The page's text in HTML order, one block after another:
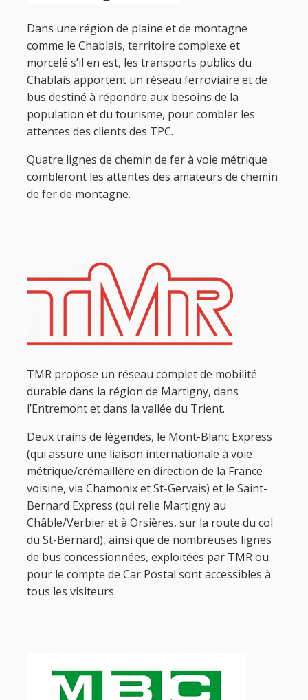
Dans une région de plaine et de montagne
comme le Chablais, territoire complexe et
morcelé s’il en est, les transports publics du
Chablais apportent un réseau ferroviaire et de
bus destiné à répondre aux besoins de la
population et du tourisme, pour combler les
attentes des clients des TPC.
Quatre lignes de chemin de fer à voie métrique
combleront les attentes des amateurs de chemin
de fer de montagne.
TMR propose un réseau complet de mobilité
durable dans la région de Martigny, dans
l’Entremont et dans la vallée du Trient.
Deux trains de légendes, le Mont-Blanc Express
(qui assure une liaison internationale à voie
métrique/crémaillère en direction de la France
voisine, via Chamonix et St-Gervais) et le Saint-
Bernard Express (qui relie Martigny au
Châble/Verbier et à Orsières, sur la route du col
du St-Bernard), ainsi que de nombreuses lignes
de bus concessionnées, exploitées par TMR ou
pour le compte de Car Postal sont accessibles à
tous les visiteurs.